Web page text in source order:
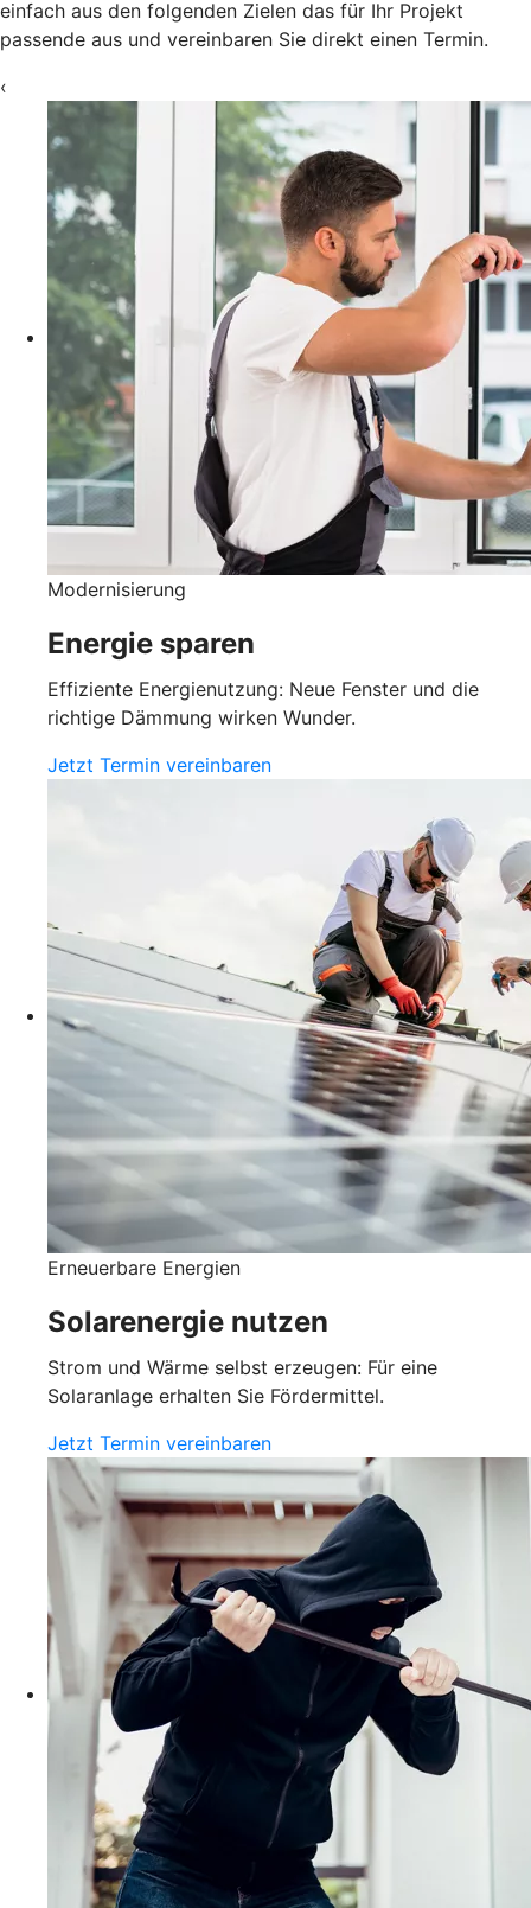
einfach aus den folgenden Zielen das für Ihr Projekt
passende aus und vereinbaren Sie direkt einen Termin.
‹
Modernisierung
Energie sparen
Effiziente Energienutzung: Neue Fenster und die
richtige Dämmung wirken Wunder.
Jetzt Termin vereinbaren
Erneuerbare Energien
Solarenergie nutzen
Strom und Wärme selbst erzeugen: Für eine
Solaranlage erhalten Sie Fördermittel.
Jetzt Termin vereinbaren